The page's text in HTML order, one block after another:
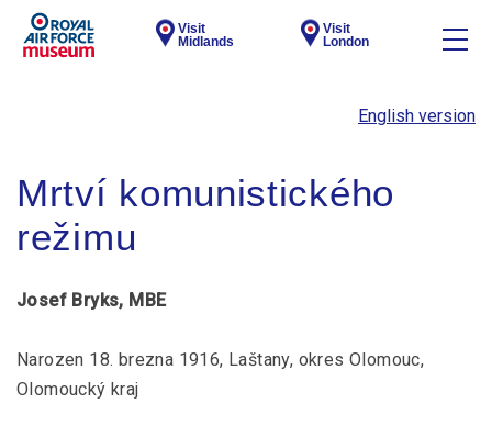
Visit
Midlands
Visit
London
English version
Mrtví komunistického
režimu
Josef Bryks, MBE
Narozen 18. brezna 1916, Laštany, okres Olomouc,
Olomoucký kraj